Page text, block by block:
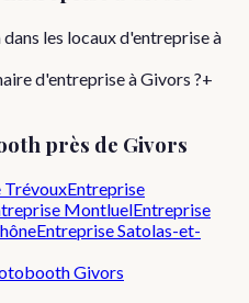
les locaux d'entreprise à
d'entreprise à Givors ?+
près de Givors
TrévouxEntreprise
MontluelEntreprise
EntrepriseSatolas-et-
Givors